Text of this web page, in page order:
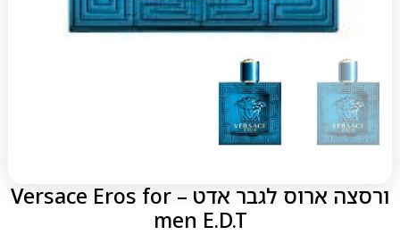
ורסצה ארוס לגבר אדט – Versace Eros for
men E.D.T